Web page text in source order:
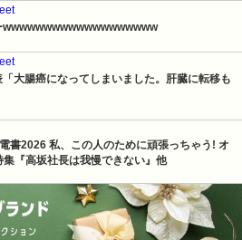
wwwwwwwwwwwwwwwwwww
「大腸癌になってしまいました。肝臓に転移も
書2026 私、この人のために頑張っちゃう! オ
『高坂社長は我慢できない』他